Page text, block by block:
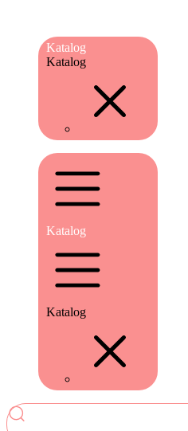
Katalog
Katalog
Katalog
Katalog